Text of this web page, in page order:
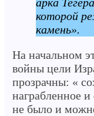
которой
камень».
На начальном
войны цели
прозрачны: «
награбленное и
не было и